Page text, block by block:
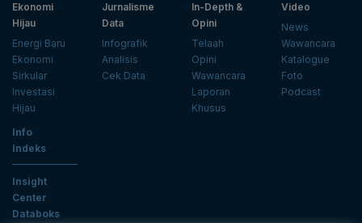
Ekonomi
Hijau
Energi Baru
Ekonomi
Sirkular
Investasi
Hijau
Jurnalisme
Data
Infografik
Analisis
Cek Data
In-Depth &
Opini
Telaah
Opini
Wawancara
Laporan
Khusus
Video
News
Wawancara
Katalogue
Foto
Podcast
Info
Indeks
Insight
Center
Databoks